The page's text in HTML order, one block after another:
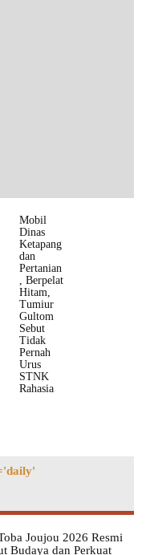
Mobil
Dinas
Ketapang
dan
Pertanian
, Berpelat
Hitam,
Tumiur
Gultom
Sebut
Tidak
Pernah
Urus
STNK
Rahasia
Joujou 2026 Resmi
Budaya dan Perkuat